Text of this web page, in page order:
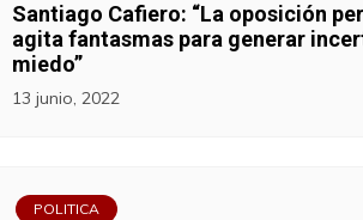
Santiago Cafiero: “La oposición
agita fantasmas para generar
miedo”
13 junio, 2022
POLITICA